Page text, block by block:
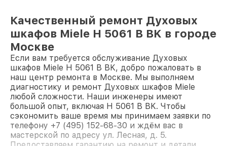
Качественный ремонт Духовых
шкафов Miele H 5061 B BK в городе
Москве
Если вам требуется обслуживание Духовых
шкафов Miele H 5061 B BK, добро пожаловать в
наш центр ремонта в Москве. Мы выполняем
диагностику и ремонт Духовых шкафов Miele
любой сложности. Наши инженеры имеют
большой опыт, включая H 5061 B BK. Чтобы
сэкономить ваше время мы принимаем заявки по
телефону +7 (495) 152-68-30 и ждём вас в
мастерской по адресу ул. Лесная, д. 5.